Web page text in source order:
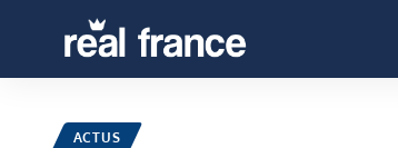
ACTUS